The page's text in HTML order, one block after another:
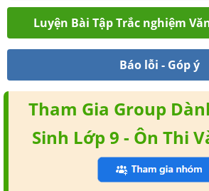
Luyện Bài Tập Trắc nghiệm
Báo lỗi - Góp ý
Tham Gia Group
Sinh Lớp 9 - Ôn Thi